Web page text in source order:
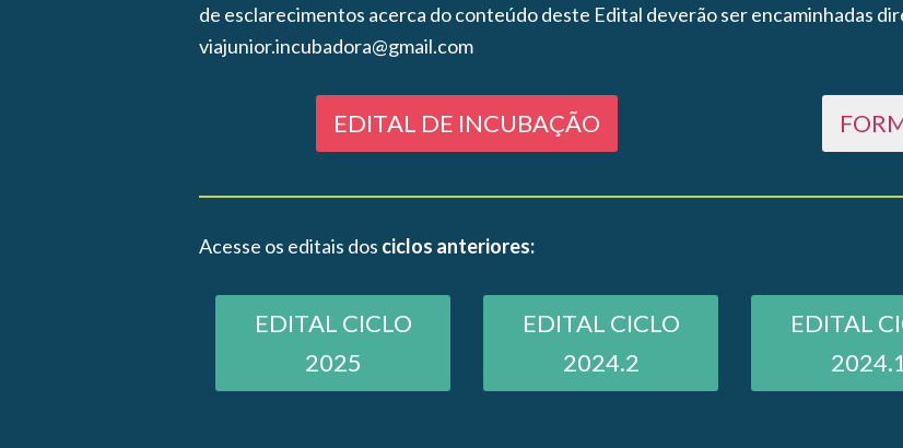
de esclarecimentos acerca do conteúdo deste Edital deverão ser encaminhadas
viajunior.incubadora@gmail.com
EDITAL DE INCUBAÇÃO
Acesse os editais dos ciclos anteriores:
EDITAL CICLO
2025
EDITAL CICLO
2024.2
EDITAL